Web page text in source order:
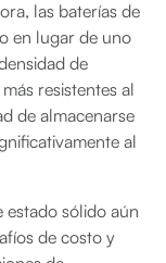
las baterías de
en lugar de uno
de
resistentes al
de almacenarse
al
estado sólido aún
de costo y